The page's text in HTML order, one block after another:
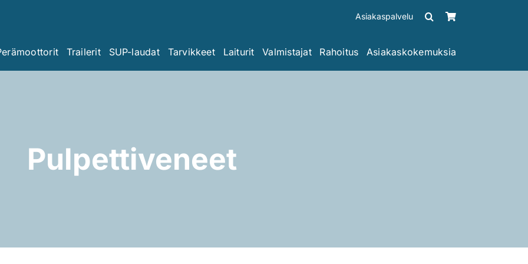
Asiakaspalvelu
Trailerit SUP-laudat Tarvikkeet Laiturit Valmistajat Rahoitus Asiakaskokemuksia
Pulpettiveneet